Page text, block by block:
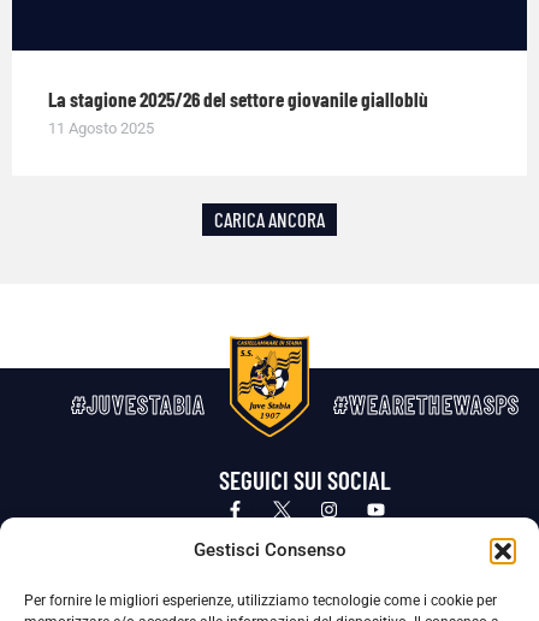
Gestisci Consenso
Per fornire le migliori esperienze, utilizziamo tecnologie come i cookie per
La stagione 2025/26 del settore giovanile gialloblù
11 Agosto 2025
CARICA ANCORA
#JUVESTABIA #WEARETHEWASPS
SEGUICI SUI SOCIAL
Privacy Policy Cookie Policy
La Società ha nominato il Responsabile della Protezione dei Dati Personali (DPO), figura specializzata che vigila sulle modalità